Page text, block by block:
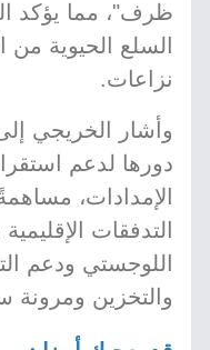
ظرف"، مما يؤكد
السلع الحيوية
نزاعات.
وأشار الخريجي
دورها لدعم
الإمدادات،
التدفقات
اللوجستي ودعم
والتخزين ومرونة